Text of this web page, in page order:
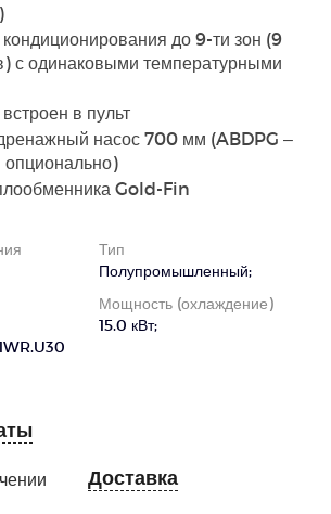
до 9-ти зон (9
с одинаковыми температурными
в пульт
насос 700 мм (ABDPG –
опционально)
Gold-Fin
Тип
Полупромышленный;
Мощность (охлаждение)
15.0 кВт;
Доставка